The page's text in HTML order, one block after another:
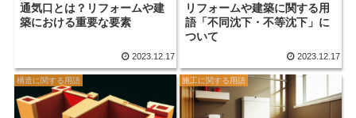
通気口とは？リフォームや建
築における重要な要素
2023.12.17
リフォームや建築に関する用
語「不同沈下・不等沈下」に
ついて
2023.12.17
構造に関する用語 施工に関する用語